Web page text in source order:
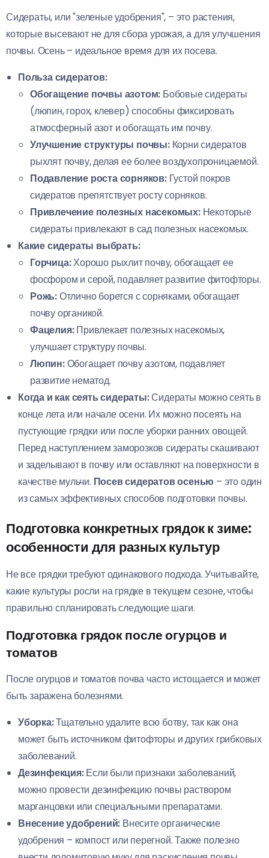
Сидераты, или "зеленые удобрения", – это растения,
которые высевают не для сбора урожая, а для улучшения
почвы. Осень – идеальное время для их посева.
Польза сидератов:
Обогащение почвы азотом: Бобовые сидераты
(люпин, горох, клевер) способны фиксировать
атмосферный азот и обогащать им почву.
Улучшение структуры почвы:Корни сидератов
рыхлят почву, делая ее более воздухопроницаемой.
Подавление роста сорняков:Густой покров
сидератов препятствует росту сорняков.
Привлечение полезных насекомых:Некоторые
сидераты привлекают в сад полезных насекомых.
Какие сидераты выбрать:
Горчица:Хорошо рыхлит почву, обогащает ее
фосфором и серой, подавляет развитие фитофторы.
Рожь:Отлично борется с сорняками, обогащает
почву органикой.
Фацелия:Привлекает полезных насекомых,
улучшает структуру почвы.
Люпин:Обогащает почву азотом, подавляет
развитие нематод.
Когда и как сеять сидераты:Сидераты можно сеять в
конце лета или начале осени. Их можно посеять на
пустующие грядки или после уборки ранних овощей.
Перед наступлением заморозков сидераты скашивают
и заделывают в почву или оставляют на поверхности в
качестве мульчи. Посев сидератов осенью – это один
из самых эффективных способов подготовки почвы.
Подготовка конкретных грядок к зиме:
особенности для разных культур
Не все грядки требуют одинакового подхода. Учитывайте,
какие культуры росли на грядке в текущем сезоне, чтобы
правильно спланировать следующие шаги.
Подготовка грядок после огурцов и
томатов
После огурцов и томатов почва часто истощается и может
быть заражена болезнями.
Уборка:Тщательно удалите всю ботву, так как она
может быть источником фитофторы и других грибковых
заболеваний.
Дезинфекция:Если были признаки заболеваний,
можно провести дезинфекцию почвы раствором
марганцовки или специальными препаратами.
Внесение удобрений: Внесите органические
удобрения – компост или перегной. Также полезно